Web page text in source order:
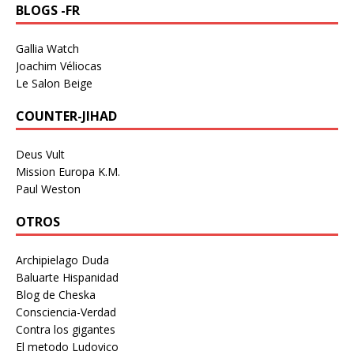
BLOGS -FR
Gallia Watch
Joachim Véliocas
Le Salon Beige
COUNTER-JIHAD
Deus Vult
Mission Europa K.M.
Paul Weston
OTROS
Archipielago Duda
Baluarte Hispanidad
Blog de Cheska
Consciencia-Verdad
Contra los gigantes
El metodo Ludovico